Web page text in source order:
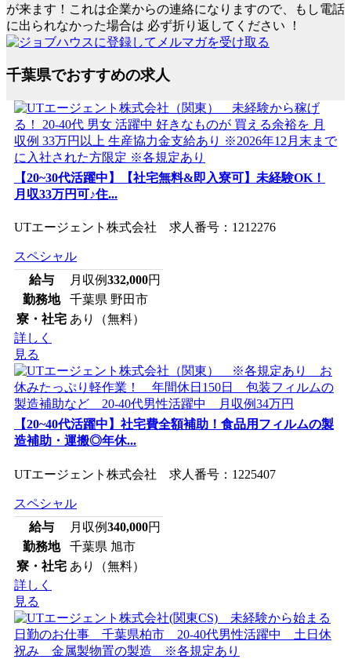
が来ます！これは企業からの連絡になりますので、もし電話
に出られなかった場合は 必ず折り返してください ！
千葉県でおすすめの求人
【20~30代活躍中】【社宅無料&即入寮可】未経験OK！
月収33万円可♪住...
UTエージェント株式会社 求人番号：1212276
スペシャル
給与
月収例332,000円
勤務地
千葉県 野田市
寮・社宅 あり（無料）
詳しく
見る
【20~40代活躍中】社宅費全額補助！食品用フィルムの製
造補助・運搬◎年休...
UTエージェント株式会社 求人番号：1225407
スペシャル
給与
月収例340,000円
勤務地
千葉県 旭市
寮・社宅 あり（無料）
詳しく
見る